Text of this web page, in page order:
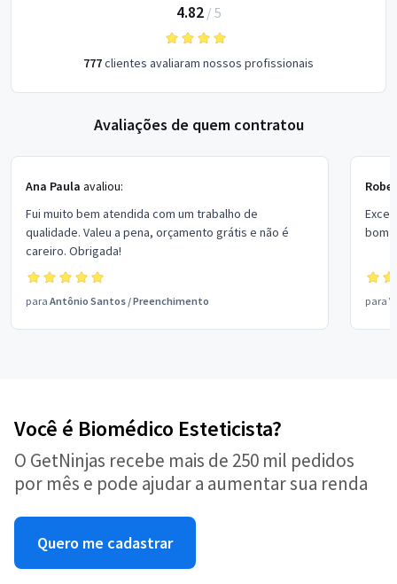
4.82/ 5
777clientes avaliaram nossos profissionais
Avaliações de quem contratou
Ana Paula avaliou:
Fui muito bem atendida com um trabalho de
qualidade. Valeu a pena, orçamento grátis e não é
careiro. Obrigada!
para Antônio Santos /Preenchimento
bom
para
Você é Biomédico Esteticista?
O GetNinjas recebe mais de 250 mil pedidos
por mês e pode ajudar a aumentar sua renda
Quero me cadastrar